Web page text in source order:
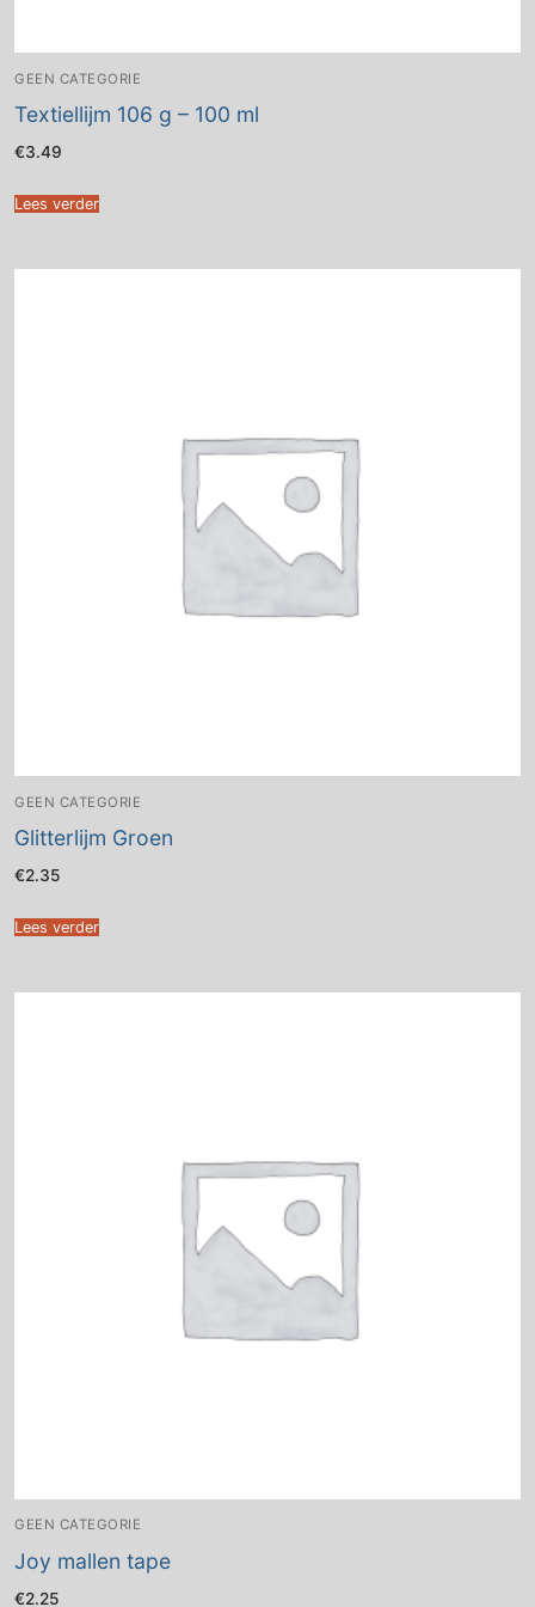
GEEN CATEGORIE
Textiellijm 106 g – 100 ml
€3.49
Lees verder
GEEN CATEGORIE
Glitterlijm Groen
€2.35
Lees verder
GEEN CATEGORIE
Joy mallen tape
€2.25